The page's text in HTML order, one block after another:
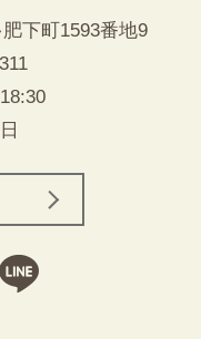
下町1593番地9